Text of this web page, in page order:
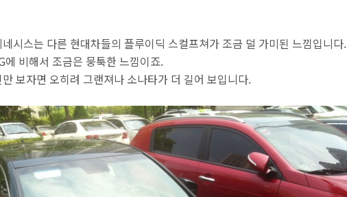
시스는 다른 현대차들의 플루이딕 스컬프쳐가 조금 덜 가미된 느낌입니다.
에 비해서 조금은 뭉툭한 느낌이죠.
보자면 오히려 그랜져나 소나타가 더 길어 보입니다.